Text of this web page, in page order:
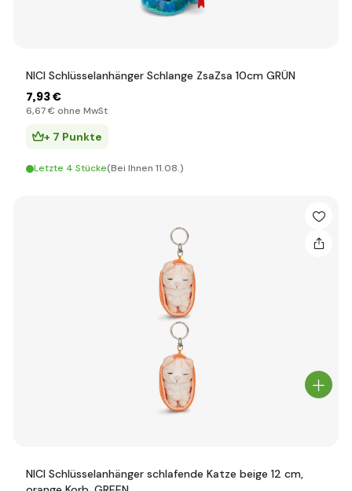
NICI Schlüsselanhänger Schlange ZsaZsa 10cm GRÜN
7,93 €
6,67 € ohne MwSt
+ 7 Punkte
Letzte 4 Stücke(Bei Ihnen 11.08.)
NICI Schlüsselanhänger schlafende Katze beige 12 cm,